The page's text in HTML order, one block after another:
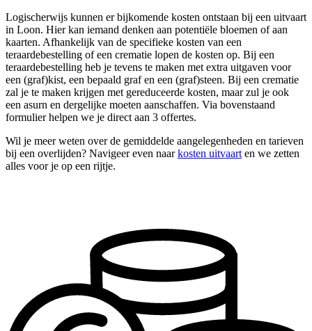
Logischerwijs kunnen er bijkomende kosten ontstaan bij een uitvaart
in Loon. Hier kan iemand denken aan potentiële bloemen of aan
kaarten. Afhankelijk van de specifieke kosten van een
teraardebestelling of een crematie lopen de kosten op. Bij een
teraardebestelling heb je tevens te maken met extra uitgaven voor
een (graf)kist, een bepaald graf en een (graf)steen. Bij een crematie
zal je te maken krijgen met gereduceerde kosten, maar zul je ook
een asurn en dergelijke moeten aanschaffen. Via bovenstaand
formulier helpen we je direct aan 3 offertes.
Wil je meer weten over de gemiddelde aangelegenheden en tarieven
bij een overlijden? Navigeer even naarkosten uitvaart en we zetten
alles voor je op een rijtje.